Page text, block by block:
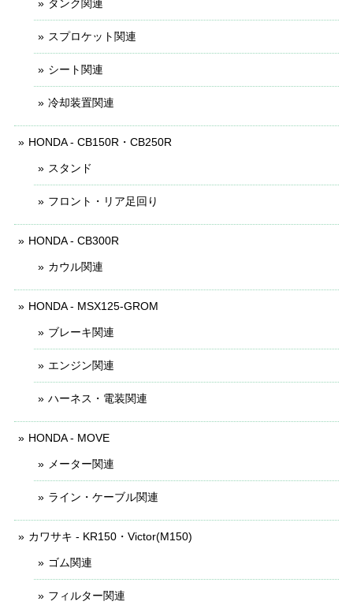
タンク関連
スプロケット関連
シート関連
冷却装置関連
HONDA - CB150R・CB250R
スタンド
フロント・リア足回り
HONDA - CB300R
カウル関連
HONDA - MSX125-GROM
ブレーキ関連
エンジン関連
ハーネス・電装関連
HONDA - MOVE
メーター関連
ライン・ケーブル関連
カワサキ - KR150・Victor(M150)
ゴム関連
フィルター関連